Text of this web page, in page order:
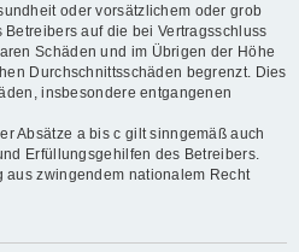
oder vorsätzlichem oder grob
auf die bei Vertragsschluss
Schäden und im Übrigen der Höhe
Durchschnittsschäden begrenzt. Dies
insbesondere entgangenen
Absätze a bis c gilt sinngemäß auch
Erfüllungsgehilfen des Betreibers.
aus zwingendem nationalem Recht